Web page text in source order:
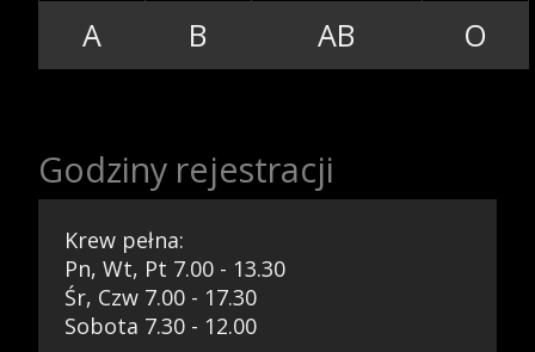
Badania
Przetargi
Praca
A B AB O
Godziny rejestracji
Krew pełna:
Pn, Wt, Pt 7.00 - 13.30
Śr, Czw 7.00 - 17.30
Sobota 7.30 - 12.00